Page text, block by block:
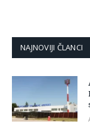
NAJNOVIJI ČLANCI